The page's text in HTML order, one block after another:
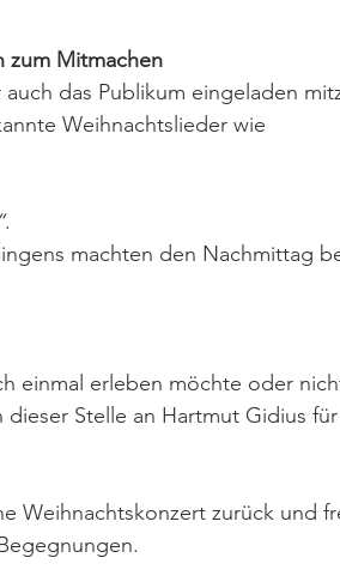
zum Mitmachen
das Publikum eingeladen
Weihnachtslieder wie
.
machten den Nachmittag
einmal erleben möchte oder
dieser Stelle an Hartmut Gidius
Weihnachtskonzert zurück und